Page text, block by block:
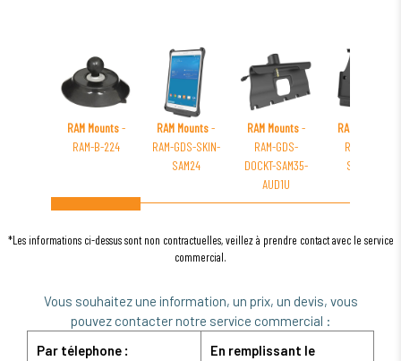
RAM Mounts-
RAM-B-224
RAM Mounts-
RAM-GDS-SKIN-
SAM24
RAM Mounts-
RAM-GDS-
DOCKT-SAM35-
AUD1U
RAM Mounts
RAM-HOL-
SAM10PU
*Les informations ci-dessus sont non contractuelles, veillez à prendre contact avec le service
commercial.
Vous souhaitez une information, un prix, un devis, vous
pouvez contacter notre service commercial :
Par télephone :
En remplissant le